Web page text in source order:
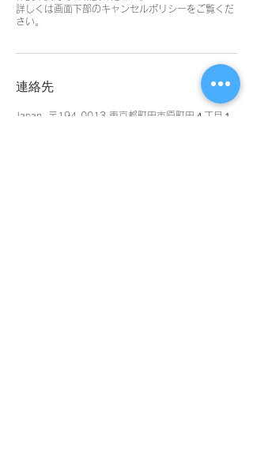
詳しくは画面下部のキャンセルポリシーをご覧くだ
さい。
連絡先
Japan, 〒194-0013 東京都町田市原町田４丁目１